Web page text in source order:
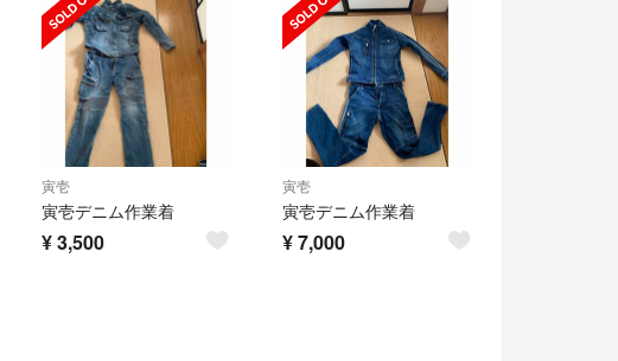
寅壱
寅壱デニム作業着
¥3,500
寅壱
寅壱デニム作業着
¥7,000